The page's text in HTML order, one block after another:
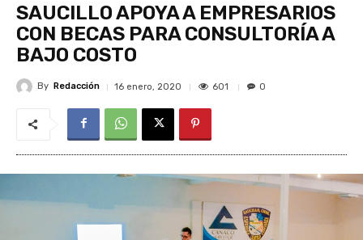
SAUCILLO APOYA A EMPRESARIOS
CON BECAS PARA CONSULTORÍA A
BAJO COSTO
By Redacción 16 enero, 2020 601 0